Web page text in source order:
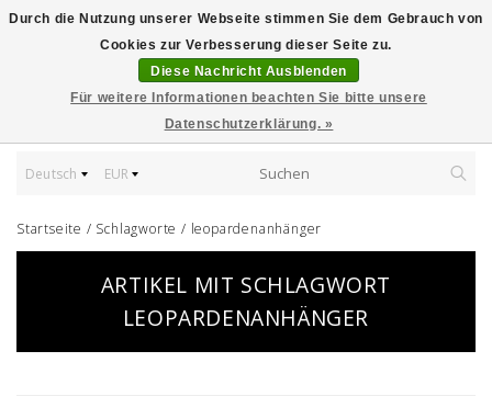
Deutsch EUR
Startseite / Schlagworte / leopardenanhänger
ARTIKEL MIT SCHLAGWORT
LEOPARDENANHÄNGER
Durch die Nutzung unserer Webseite stimmen Sie dem Gebrauch von
Cookies zur Verbesserung dieser Seite zu.
Diese Nachricht Ausblenden
Für weitere Informationen beachten Sie bitte unsere
Datenschutzerklärung. »